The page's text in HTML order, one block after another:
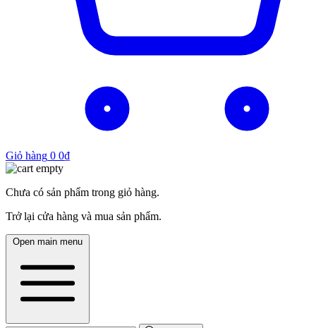
Giỏ hàng 0 0₫
Chưa có sản phẩm trong giỏ hàng.
Trở lại cửa hàng và mua sản phẩm.
Open main menu